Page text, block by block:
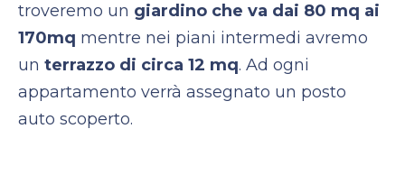
troveremo un giardino che va dai 80 mq ai
170mq mentre nei piani intermedi avremo
un terrazzo di circa 12 mq. Ad ogni
appartamento verrà assegnato un posto
auto scoperto.